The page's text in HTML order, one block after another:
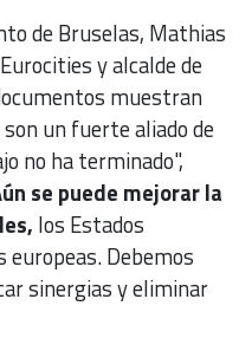
de Bruselas, Mathias
y alcalde de
muestran
un fuerte aliado de
no ha terminado",
se puede mejorar la
los Estados
Debemos
sinergias y eliminar